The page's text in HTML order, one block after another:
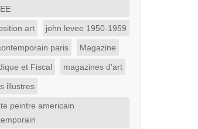
art john levee 1950-1959
paris Magazine
et Fiscal magazines d'art
illustres
peintre americain